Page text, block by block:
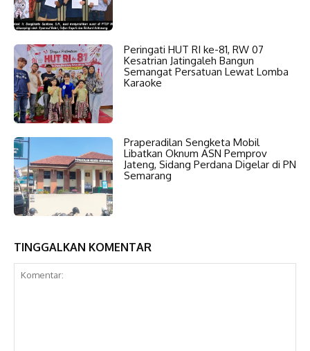
Peringati HUT RI ke-81, RW 07
Kesatrian Jatingaleh Bangun
Semangat Persatuan Lewat Lomba
Karaoke
Praperadilan Sengketa Mobil
Libatkan Oknum ASN Pemprov
Jateng, Sidang Perdana Digelar di PN
Semarang
TINGGALKAN KOMENTAR